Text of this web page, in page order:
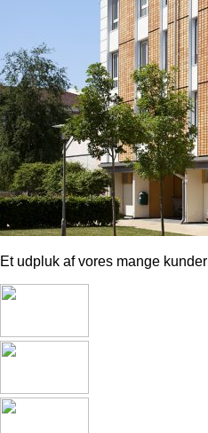
Et udpluk af vores mange kunder